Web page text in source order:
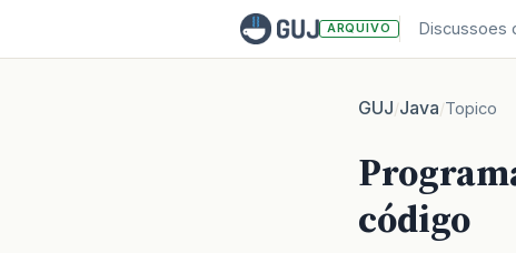
ARQUIVO Discussoes
GUJ/Java/Topico
código